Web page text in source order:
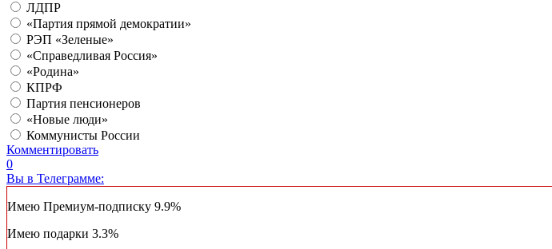
ЛДПР
«Партия прямой демократии»
РЭП «Зеленые»
«Справедливая Россия»
«Родина»
КПРФ
Партия пенсионеров
«Новые люди»
Коммунисты России
Комментировать
0
Вы в Телеграмме:
Имею Премиум-подписку 9.9%
Имею подарки 3.3%